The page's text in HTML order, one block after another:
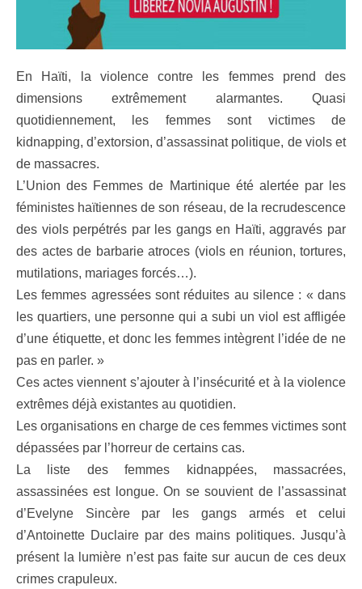
En Haïti, la violence contre les femmes prend des
dimensions extrêmement alarmantes. Quasi
quotidiennement, les femmes sont victimes de
kidnapping, d’extorsion, d’assassinat politique, de viols et
de massacres.
L’Union des Femmes de Martinique été alertée par les
féministes haïtiennes de son réseau, de la recrudescence
des viols perpétrés par les gangs en Haïti, aggravés par
des actes de barbarie atroces (viols en réunion, tortures,
mutilations, mariages forcés…).
Les femmes agressées sont réduites au silence : « dans
les quartiers, une personne qui a subi un viol est affligée
d’une étiquette, et donc les femmes intègrent l’idée de ne
pas en parler. »
Ces actes viennent s’ajouter à l’insécurité et à la violence
extrêmes déjà existantes au quotidien.
Les organisations en charge de ces femmes victimes sont
dépassées par l’horreur de certains cas.
La liste des femmes kidnappées, massacrées,
assassinées est longue. On se souvient de l’assassinat
d’Evelyne Sincère par les gangs armés et celui
d’Antoinette Duclaire par des mains politiques. Jusqu’à
présent la lumière n’est pas faite sur aucun de ces deux
crimes crapuleux.